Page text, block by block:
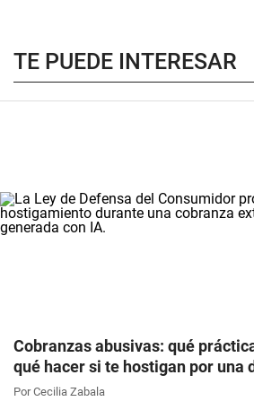
TE PUEDE INTERESAR
Cobranzas abusivas: qué
qué hacer si te hostigan por una
Por Cecilia Zabala